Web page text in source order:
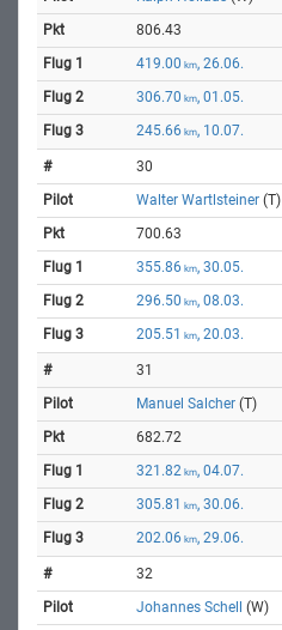
806.43
419.00 km, 26.06.
306.70 km, 01.05.
245.66 km, 10.07.
30
Walter Wartlsteiner (T)
700.63
355.86 km, 30.05.
296.50 km, 08.03.
205.51 km, 20.03.
31
Manuel Salcher (T)
682.72
321.82 km, 04.07.
305.81 km, 30.06.
202.06 km, 29.06.
32
Johannes Schell (W)